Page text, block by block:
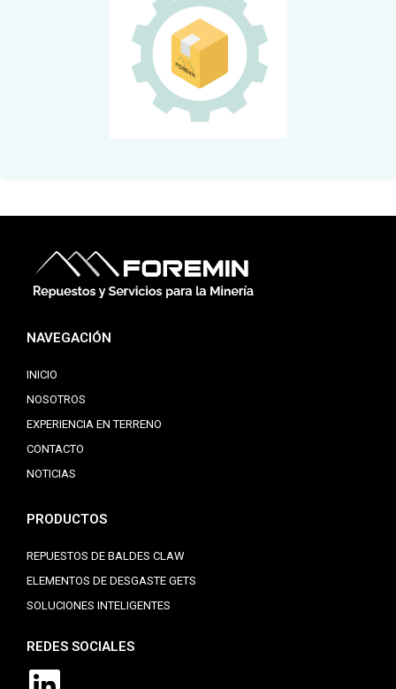
NAVEGACIÓN
INICIO
NOSOTROS
EXPERIENCIA EN TERRENO
CONTACTO
NOTICIAS
PRODUCTOS
REPUESTOS DE BALDES CLAW
ELEMENTOS DE DESGASTE GETS
SOLUCIONES INTELIGENTES
REDES SOCIALES